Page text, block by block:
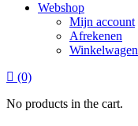
Webshop
Mijn account
Afrekenen
Winkelwagen
(0)
No products in the cart.